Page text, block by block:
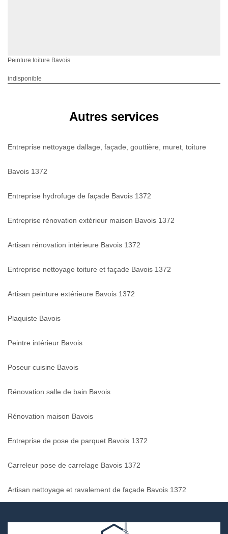
Peinture toiture Bavois
indisponible
Autres services
Entreprise nettoyage dallage, façade, gouttière, muret, toiture
Bavois 1372
Entreprise hydrofuge de façade Bavois 1372
Entreprise rénovation extérieur maison Bavois 1372
Artisan rénovation intérieure Bavois 1372
Entreprise nettoyage toiture et façade Bavois 1372
Artisan peinture extérieure Bavois 1372
Plaquiste Bavois
Peintre intérieur Bavois
Poseur cuisine Bavois
Rénovation salle de bain Bavois
Rénovation maison Bavois
Entreprise de pose de parquet Bavois 1372
Carreleur pose de carrelage Bavois 1372
Artisan nettoyage et ravalement de façade Bavois 1372